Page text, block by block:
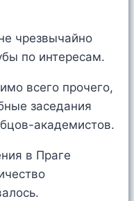
чрезвычайно
по интересам.
всего прочего,
заседания
академистов.
в Праге